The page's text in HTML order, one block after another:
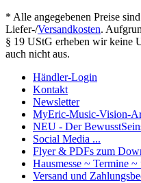
* Alle angegebenen Preise
Liefer-/Versandkosten.
§ 19 UStG erheben wir keine
auch nicht aus.
Händler-Login
Kontakt
Newsletter
MyEric-Music-Vision-
NEU - Der
Social Media ...
Flyer & PDFs zum
Hausmesse ~ Termine ~
Versand und